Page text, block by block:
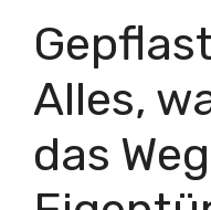
Alles,
das